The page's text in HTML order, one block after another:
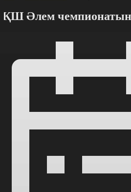
Әлем